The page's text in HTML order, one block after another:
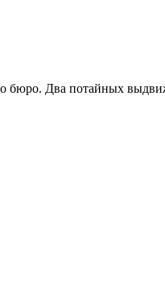
бюро. Два потайных